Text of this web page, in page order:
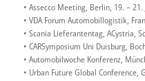
• Assecco Meeting, Berlin, 19. – 21.
• VDA Forum Automobillogistik,
• Scania Lieferantentag, ACystria,
• CARSymposium Uni Duisburg,
• Automobilwoche Konferenz,
• Urban Future Global Conference,